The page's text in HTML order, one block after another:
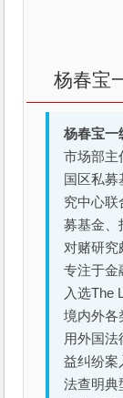
杨春宝
杨春宝一
市场部主
国区私
究中心联
募基金、
对赌研究
专注于金
入选The
境内外各
用外国
益纠纷案
法查明典